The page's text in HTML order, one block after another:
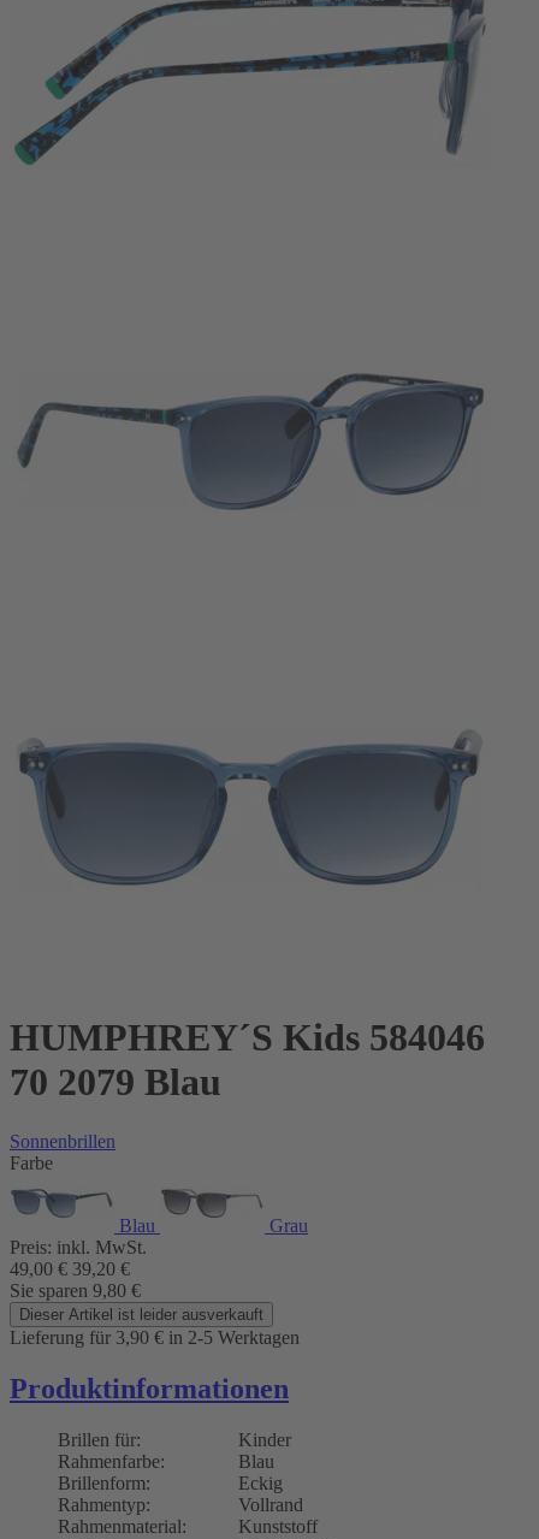
HUMPHREY´S Kids 584046
70 2079 Blau
Sonnenbrillen
Farbe
Blau
Grau
Preis: inkl. MwSt.
49,00 € 39,20 €
Sie sparen 9,80 €
Dieser Artikel ist leider ausverkauft
Lieferung für 3,90 € in 2-5 Werktagen
Produktinformationen
Brillen für:
Kinder
Rahmenfarbe:
Blau
Brillenform:
Eckig
Rahmentyp:
Vollrand
Rahmenmaterial:
Kunststoff